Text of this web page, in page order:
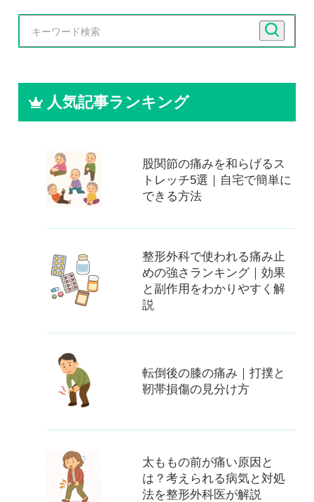
人気記事ランキング
股関節の痛みを和らげるス
トレッチ5選｜自宅で簡単に
できる方法
整形外科で使われる痛み止
めの強さランキング｜効果
と副作用をわかりやすく解
説
転倒後の膝の痛み｜打撲と
靭帯損傷の見分け方
太ももの前が痛い原因と
は？考えられる病気と対処
法を整形外科医が解説